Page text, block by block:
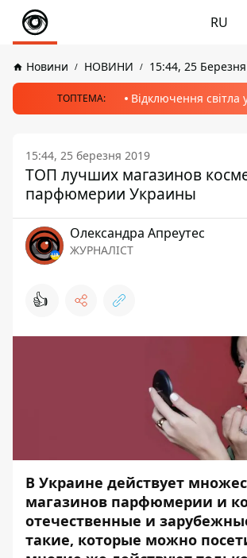
RU
Новини НОВИНИ 15:44, 25
ТОПТЕМА: Відключення світла
15:44, 25 березня 2019
ТОП лучших магазинов
парфюмерии Украины
Олександра Апреутес
ЖУРНАЛІСТ
👍
В Украине действует
магазинов парфюмерии и
отечественные и
такие, которые можно